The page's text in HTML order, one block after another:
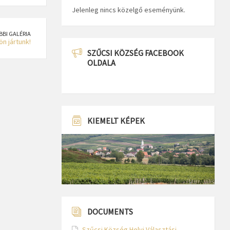
GALÉRIA
jártunk!
Jelenleg nincs közelgő eseményünk.
SZŰCSI KÖZSÉG FACEBOOK
OLDALA
KIEMELT KÉPEK
DOCUMENTS